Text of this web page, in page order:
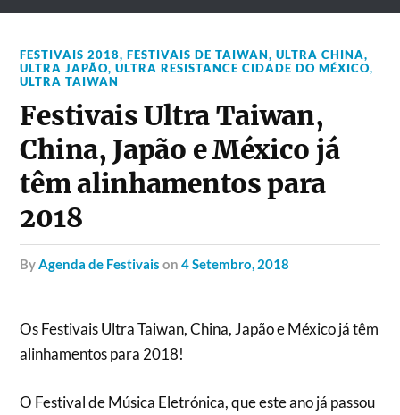
FESTIVAIS 2018,FESTIVAIS DE TAIWAN,ULTRA CHINA,
ULTRA JAPÃO,ULTRA RESISTANCE CIDADE DO MÉXICO,
ULTRA TAIWAN
Festivais Ultra Taiwan,
China, Japão e México já
têm alinhamentos para
2018
byAgenda de Festivais on4 Setembro, 2018
Os Festivais Ultra Taiwan, China, Japão e México já têm
alinhamentos para 2018!
O Festival de Música Eletrónica, que este ano já passou